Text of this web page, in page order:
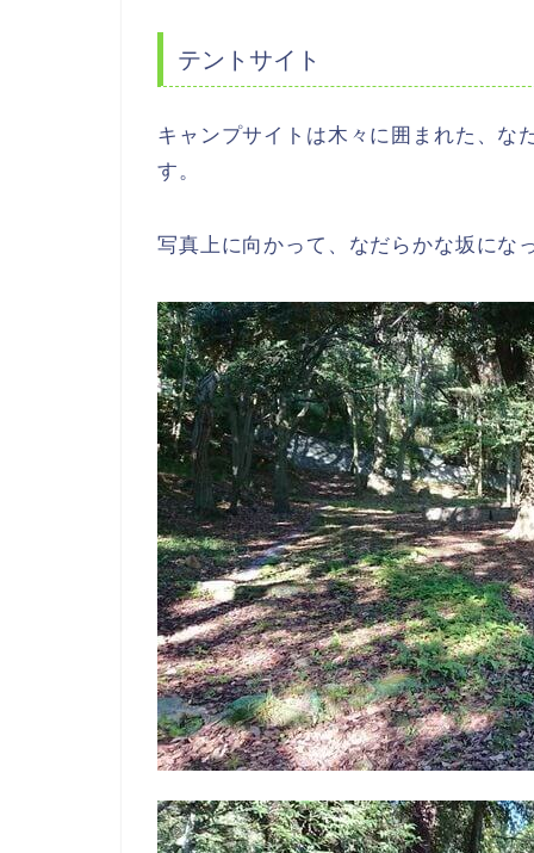
テントサイト
キャンプサイトは木々に囲まれた、な
す。
写真上に向かって、なだらかな坂にな